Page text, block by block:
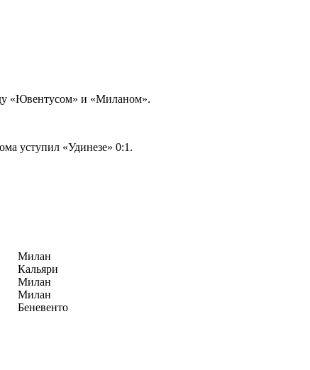
«Ювентусом» и «Миланом».
уступил «Удинезе» 0:1.
Милан
Кальяри
Милан
Милан
Беневенто